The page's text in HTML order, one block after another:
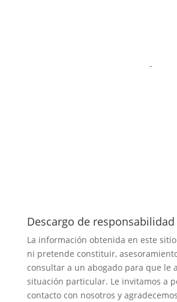
-
Descargo de responsabilidad
La información obtenida en este
ni pretende constituir,
consultar a un abogado para que le
situación particular. Le invitamos a
contacto con nosotros y